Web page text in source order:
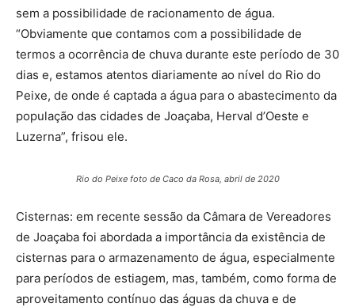
sem a possibilidade de racionamento de água.
“Obviamente que contamos com a possibilidade de
termos a ocorrência de chuva durante este período de 30
dias e, estamos atentos diariamente ao nível do Rio do
Peixe, de onde é captada a água para o abastecimento da
população das cidades de Joaçaba, Herval d’Oeste e
Luzerna”, frisou ele.
Rio do Peixe foto de Caco da Rosa, abril de 2020
Cisternas: em recente sessão da Câmara de Vereadores
de Joaçaba foi abordada a importância da existência de
cisternas para o armazenamento de água, especialmente
para períodos de estiagem, mas, também, como forma de
aproveitamento contínuo das águas da chuva e de